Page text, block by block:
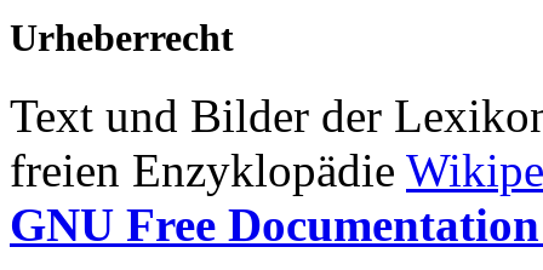
Urheberrecht
Text und Bilder der
freien Enzyklopädie
GNU Free